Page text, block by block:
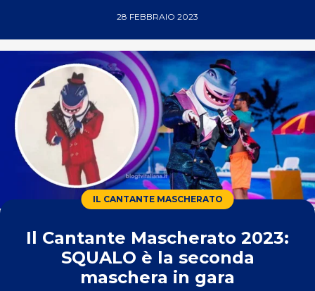
28 FEBBRAIO 2023
IL CANTANTE MASCHERATO
Il Cantante Mascherato 2023:
SQUALO è la seconda
maschera in gara